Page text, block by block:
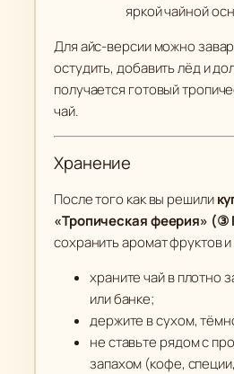
яркой чайной
Для айс-версии можно
остудить, добавить лёд и
получается готовый
чай.
Хранение
После того как вы решили
«Тропическая феерия»
сохранить аромат фруктов
храните чай в плотно
или банке;
держите в сухом,
не ставьте рядом с
запахом (кофе,